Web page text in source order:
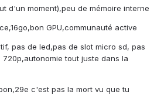
d'un moment),peu de mémoire interne
GPU,communauté active
pas de led,pas de slot micro sd, pas
tout juste dans la
c'est pas la mort vu que tu